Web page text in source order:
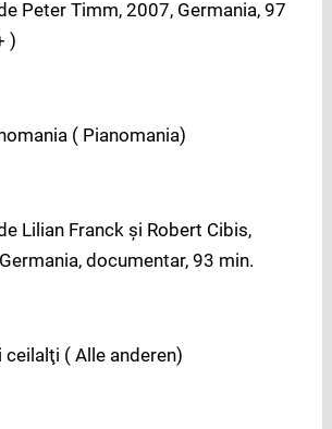
Peter Timm, 2007, Germania, 97
)
( Pianomania)
Lilian Franck şi Robert Cibis,
documentar, 93 min.
ceilalţi ( Alle anderen)